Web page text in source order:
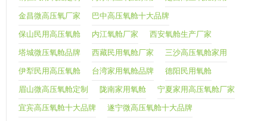
金昌微高压氧厂家 巴中高压氧舱十大品牌
保山民用高压氧舱 内江氧舱厂家 西安氧舱生产厂家
塔城微压氧舱品牌 西藏民用氧舱厂家 三沙高压氧舱家用
伊犁民用高压氧舱 台湾家用氧舱品牌 德阳民用氧舱
眉山微高压氧舱定制 陇南家用氧舱 宁夏家用高压氧舱厂家
宜宾高压氧舱十大品牌 遂宁微高压氧舱十大品牌